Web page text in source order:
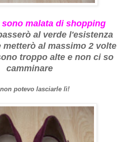
malata di shopping
al verde l'esistenza
metterò al massimo 2 volte
troppo alte e non ci so
camminare
potevo lasciarle lì!